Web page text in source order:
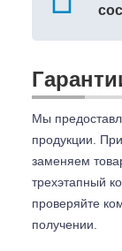
Мы
продукции.
заменяем
трехэтапный
проверяйте
получении.